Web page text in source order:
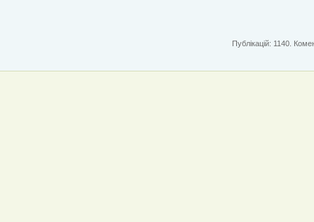
Публікацій: 1140.